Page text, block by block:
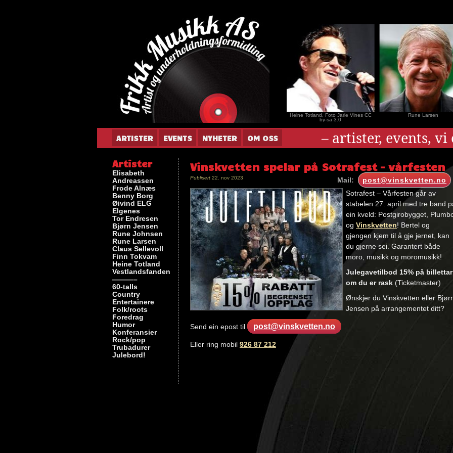
Gunnar Andersen
Heine Totland, Foto Jarle Vines CC
by-sa 3.0
Rune Larsen
ARTISTER EVENTS NYHETER OM OSS – artister, events,
Vinskvetten spelar på Sotrafest – vårfesten
post@vinskvetten.no
Mail:
Publisert 22. nov 2023
Sotrafest – Vårfesten går av
stabelen 27. april med tre band
ein kveld: Postgirobygget,
og Vinskvetten! Bertel og
gjengen kjem til å gje jernet, kan
du gjerne sei. Garantert både
moro, musikk og moromusikk!
Julegavetilbod 15% på billettar
om du er rask (Ticketmaster)
Ønskjer du Vinskvetten eller
Jensen på arrangementet ditt?
Send ein epost til post@vinskvetten.no
Eller ring mobil 926 87 212
Artister
Elisabeth
Andreassen
Frode Alnæs
Benny Borg
Øivind ELG
Elgenes
Tor Endresen
Bjørn Jensen
Rune Johnsen
Rune Larsen
Claus Sellevoll
Finn Tokvam
Heine Totland
Vestlandsfanden
———–
60-talls
Country
Entertainere
Folk/roots
Foredrag
Humor
Konferansier
Rock/pop
Trubadurer
Julebord!